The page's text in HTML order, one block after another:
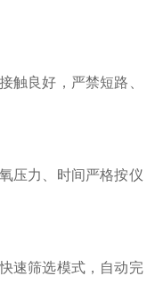
良好，严禁短路、
力、时间严格按仪
筛选模式，自动完